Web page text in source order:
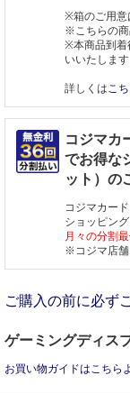
※箱のご用意
※こちらの商
※本商品到着
いいたします
詳しくはこ
コジマカ
でお得な
ット）の
コジマカー
ショッピン
月々の分割
※コジマ店舗
ご購入の前に必ず
ゲーミングディス
お買い物ガイドはこちら